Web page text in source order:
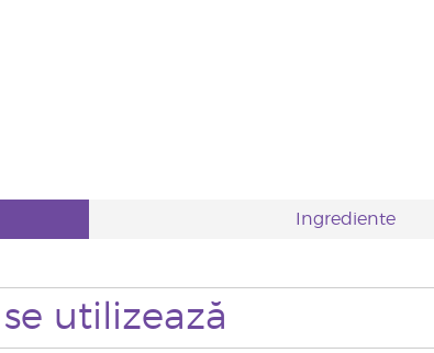
Ingrediente
utilizează